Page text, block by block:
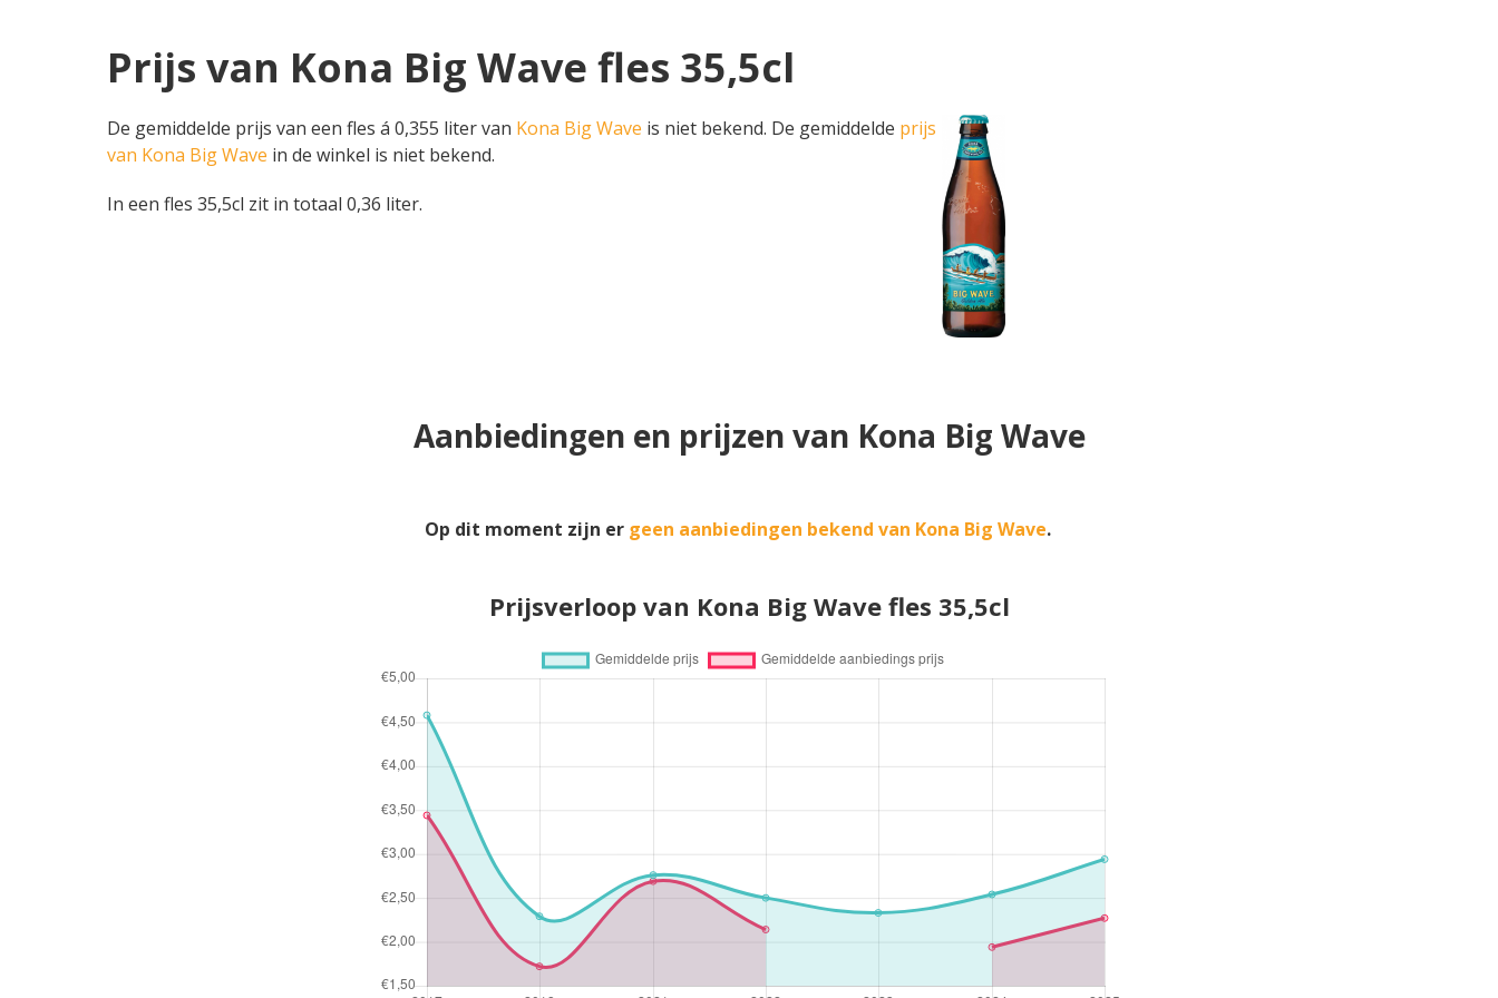
Prijs van Kona Big Wave fles 35,5cl
De gemiddelde prijs van een fles á 0,355 liter van Kona Big Wave is niet bekend. De gemiddelde prijs
van Kona Big Wave in de winkel is niet bekend.
In een fles 35,5cl zit in totaal 0,36 liter.
Aanbiedingen en prijzen van Kona Big Wave
Op dit moment zijn er geen aanbiedingen bekend van Kona Big Wave.
Prijsverloop van Kona Big Wave fles 35,5cl